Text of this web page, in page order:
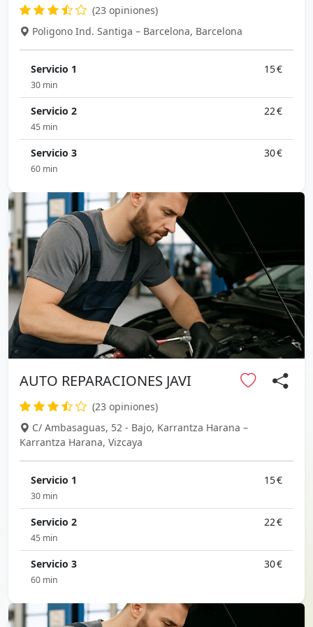
(23 opiniones)
Poligono Ind. Santiga – Barcelona, Barcelona
Servicio 1 15 €
30 min
Servicio 2 22 €
45 min
Servicio 3 30 €
60 min
AUTO REPARACIONES JAVI
(23 opiniones)
C/ Ambasaguas, 52 - Bajo, Karrantza Harana –
Karrantza Harana, Vizcaya
Servicio 1 15 €
30 min
Servicio 2 22 €
45 min
Servicio 3 30 €
60 min